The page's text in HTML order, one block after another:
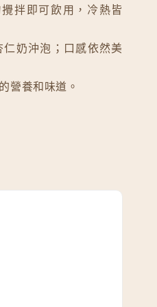
拌即可飲用，冷熱皆
奶沖泡；口感依然美
營養和味道。